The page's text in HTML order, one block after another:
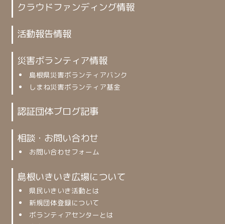
クラウドファンディング情報
活動報告情報
災害ボランティア情報
島根県災害ボランティアバンク
しまね災害ボランティア基金
認証団体ブログ記事
相談・お問い合わせ
お問い合わせフォーム
島根いきいき広場について
県民いきいき活動とは
新規団体登録について
ボランティアセンターとは